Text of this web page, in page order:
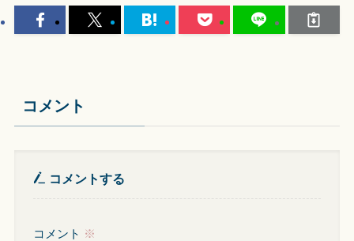
コメント
コメントする
コメント ※